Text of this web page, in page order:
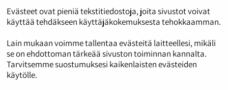
Evästeet ovat pieniä tekstitiedostoja, joita sivustot voivat
käyttää tehdäkseen käyttäjäkokemuksesta tehokkaamman.
Lain mukaan voimme tallentaa evästeitä laitteellesi, mikäli
se on ehdottoman tärkeää sivuston toiminnan kannalta.
Tarvitsemme suostumuksesi kaikenlaisten evästeiden
käytölle.